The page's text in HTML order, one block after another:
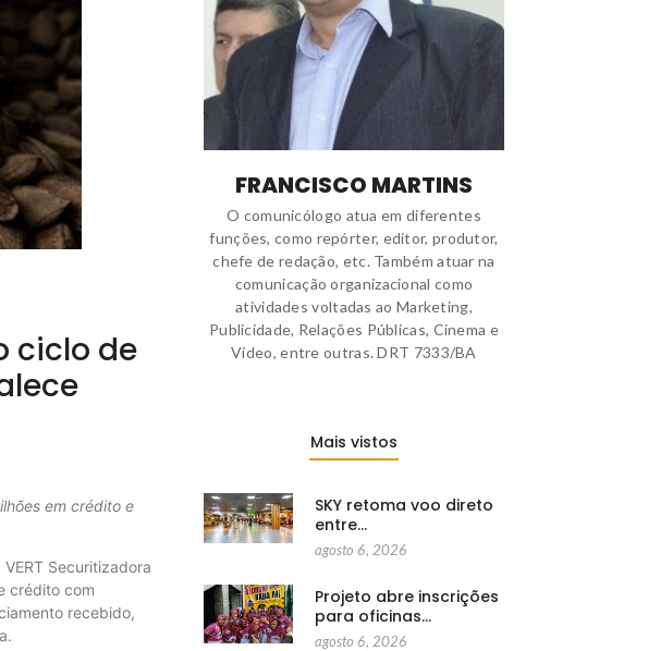
ciclo de
em crédito e
Securitizadora
crédito com
recebido,
FRANCISCO MARTINS
O comunicólogo atua em diferentes
funções, como repórter, editor, produtor,
chefe de redação, etc. Também atuar na
comunicação organizacional como
atividades voltadas ao Marketing,
Publicidade, Relações Públicas, Cinema e
Vídeo, entre outras. DRT 7333/BA
Mais vistos
SKY retoma voo direto
entre…
agosto 6, 2026
Projeto abre inscrições
para oficinas…
agosto 6, 2026